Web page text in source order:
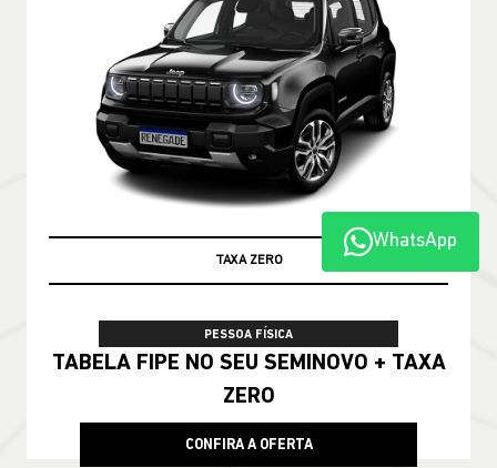
TAXA ZERO
PESSOA FÍSICA
TABELA FIPE NO SEU SEMINOVO + TAXA
ZERO
CONFIRA A OFERTA
WhatsApp